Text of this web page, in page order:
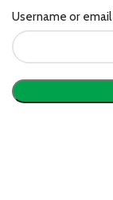
Username or email